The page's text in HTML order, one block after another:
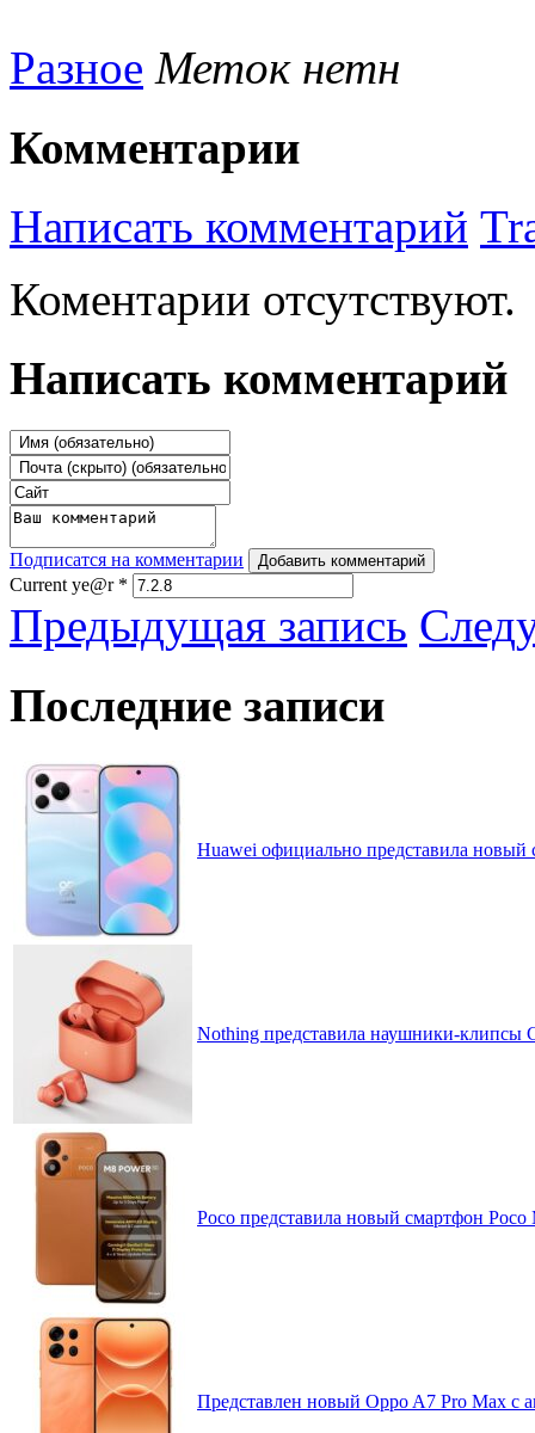
Разное Меток нетн
Комментарии
Написать комментарий
Коментарии отсутствуют.
Написать комментарий
Подписатся на комментарии Добавить комментарий
Current ye@r *
Предыдущая запись
Последние записи
Huawei официально представила
Nothing представила наушники-клипсы
Poco представила новый смартфон
Представлен новый Oppo A7 Pro Max с